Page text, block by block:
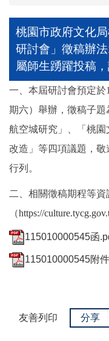
桃園市政府文化
研討會」徵稿辦
屬師生踴躍投稿，
一、本屆研討會預定於
期六）舉辦，徵稿子
航空城研究」、「桃
改造」等四項議題，
行列。
二、相關徵稿期程等
（https://
115010000545函
115010000545附
友善列印 分享